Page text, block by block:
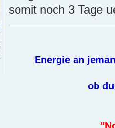
somit noch 3 Tage
Energie an
ob